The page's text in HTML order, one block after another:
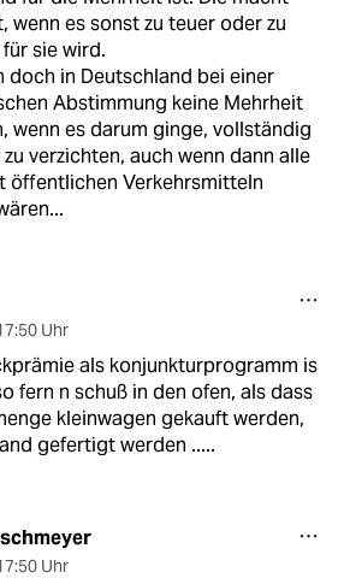
wenn es sonst zu teuer oder zu
sie wird.
doch in Deutschland bei einer
Abstimmung keine Mehrheit
wenn es darum ginge, vollständig
verzichten, auch wenn dann alle
öffentlichen Verkehrsmitteln
Uhr
als konjunkturprogramm is
fern n schuß in den ofen, als dass
kleinwagen gekauft werden,
gefertigt werden .....
Uhr